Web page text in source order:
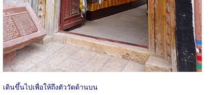
เดินขึ้นไปเพื่อให้ถึงตัววัดด้านบน